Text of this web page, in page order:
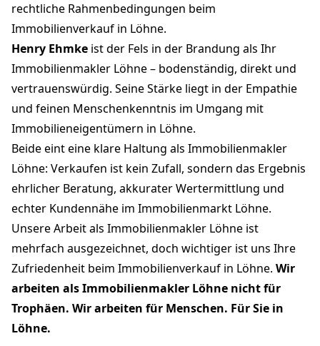
rechtliche Rahmenbedingungen beim
Immobilienverkauf in Löhne.
Henry Ehmke ist der Fels in der Brandung als Ihr
Immobilienmakler Löhne – bodenständig, direkt und
vertrauenswürdig. Seine Stärke liegt in der Empathie
und feinen Menschenkenntnis im Umgang mit
Immobilieneigentümern in Löhne.
Beide eint eine klare Haltung als Immobilienmakler
Löhne: Verkaufen ist kein Zufall, sondern das Ergebnis
ehrlicher Beratung, akkurater Wertermittlung und
echter Kundennähe im Immobilienmarkt Löhne.
Unsere Arbeit als Immobilienmakler Löhne ist
mehrfach ausgezeichnet, doch wichtiger ist uns Ihre
Zufriedenheit beim Immobilienverkauf in Löhne. Wir
arbeiten als Immobilienmakler Löhne nicht für
Trophäen. Wir arbeiten für Menschen. Für Sie in
Löhne.